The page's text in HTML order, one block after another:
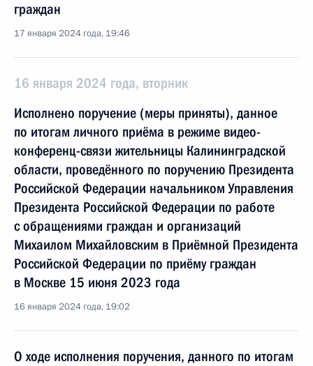
граждан
17 января 2024 года, 19:46
16 января 2024 года, вторник
Исполнено поручение (меры приняты), данное
по итогам личного приёма в режиме видео-
конференц-связи жительницы Калининградской
области, проведённого по поручению Президента
Российской Федерации начальником Управления
Президента Российской Федерации по работе
с обращениями граждан и организаций
Михаилом Михайловским в Приёмной Президента
Российской Федерации по приёму граждан
в Москве 15 июня 2023 года
16 января 2024 года, 19:02
О ходе исполнения поручения, данного по итогам